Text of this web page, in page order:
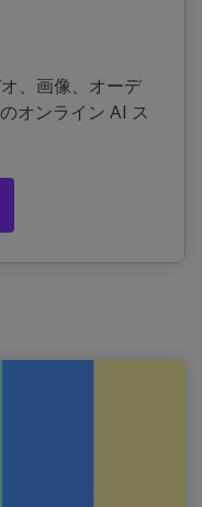
、画像、オーデ
オンライン AI ス